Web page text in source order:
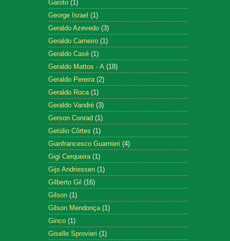
Garoto (1)
George Israel (1)
Geraldo Azevedo (3)
Geraldo Carneiro (1)
Geraldo Casé (1)
Geraldo Mattos - A (18)
Geraldo Pereira (2)
Geraldo Roca (1)
Geraldo Vandré (3)
Gerson Conrad (1)
Getúlio Côrtes (1)
Gianfrancesco Guarnieri (4)
Gigi Cerqueira (1)
Gijs Andriessen (1)
Gilberto Gil (16)
Gilson (1)
Gilson Mendonça (1)
Ginco (1)
Giselle Sprovieri (1)